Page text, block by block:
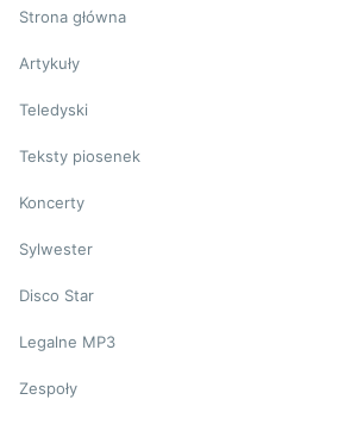
Strona główna
Artykuły
Teledyski
Teksty piosenek
Koncerty
Sylwester
Disco Star
Legalne MP3
Zespoły